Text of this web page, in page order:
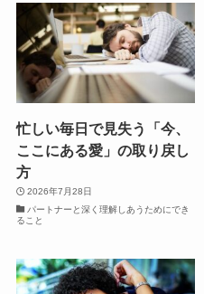
忙しい毎日で見失う「今、
ここにある愛」の取り戻し
方
2026年7月28日
パートナーと深く理解しあうためにでき
ること